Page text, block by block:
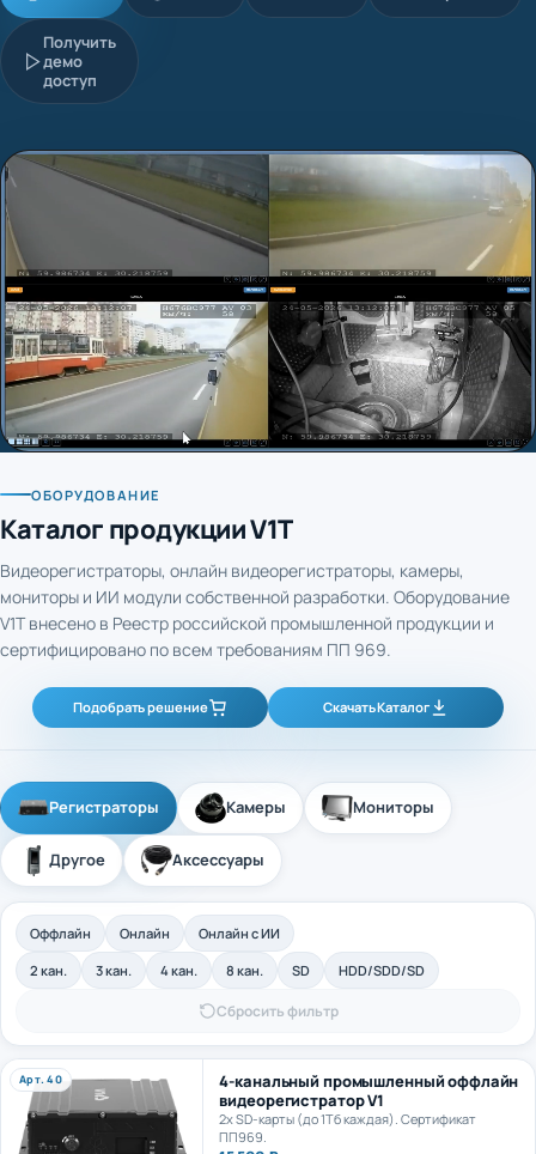
Получить
демо
доступ
Каталог продукции V1T
мониторы и ИИ модули собственной разработки. Оборудование
V1T внесено в Реестр российской промышленной продукции и
сертифицировано по всем требованиям ПП 969.
Подобрать решение Скачать Каталог
Оффлайн Онлайн Онлайн с ИИ
3 кан. 4 кан. SD HDD/SDD/SD
Арт. 40
4-канальный промышленный оффлайн
видеорегистратор V1
2х SD-карты (до 1Тб каждая). Сертификат
ПП969.
15 500 ₽